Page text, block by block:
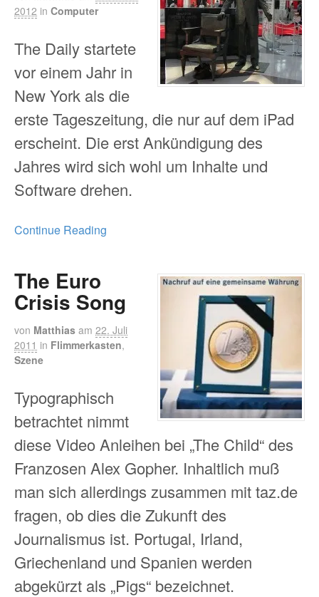
2012 in Computer
The Daily startete
vor einem Jahr in
New York als die
erste Tageszeitung, die nur auf dem iPad
erscheint. Die erst Ankündigung des
Jahres wird sich wohl um Inhalte und
Software drehen.
Continue Reading
The Euro
Crisis Song
von Matthias am 22. Juli
2011 in Flimmerkasten,
Szene
Typographisch
betrachtet nimmt
diese Video Anleihen bei „The Child“ des
Franzosen Alex Gopher. Inhaltlich muß
man sich allerdings zusammen mit taz.de
fragen, ob dies die Zukunft des
Journalismus ist. Portugal, Irland,
Griechenland und Spanien werden
abgekürzt als „Pigs“ bezeichnet.